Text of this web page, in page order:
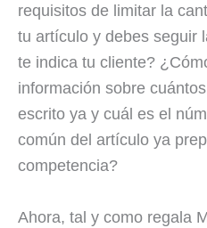
requisitos de limitar la
tu artículo y debes seguir
te indica tu cliente?
información sobre
escrito ya y cuál es el
común del artículo ya
competencia?
Ahora, tal y como regala